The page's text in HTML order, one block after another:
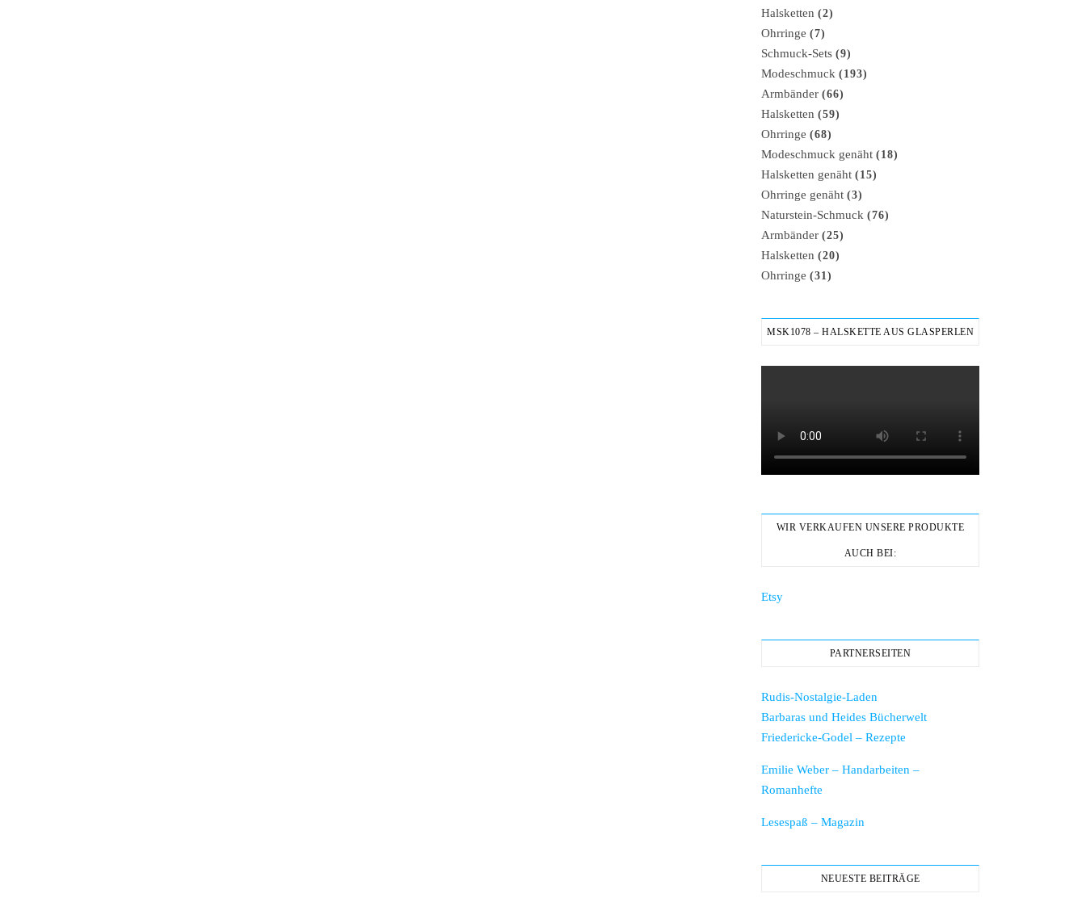
Halsketten (2)
Ohrringe (7)
Schmuck-Sets (9)
Modeschmuck (193)
Armbänder (66)
Halsketten (59)
Ohrringe (68)
Modeschmuck genäht (18)
Halsketten genäht (15)
Ohrringe genäht (3)
Naturstein-Schmuck (76)
Armbänder (25)
Halsketten (20)
Ohrringe (31)
MSK1078 – HALSKETTE AUS GLASPERLEN
WIR VERKAUFEN UNSERE PRODUKTE
AUCH BEI:
Etsy
PARTNERSEITEN
Rudis-Nostalgie-Laden
Barbaras und Heides Bücherwelt
Friedericke-Godel – Rezepte
Emilie Weber – Handarbeiten –
Romanhefte
Lesespaß – Magazin
NEUESTE BEITRÄGE